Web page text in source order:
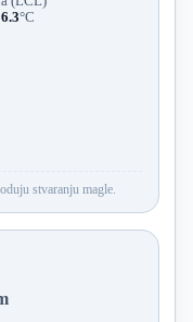
°C
stvaranju magle.